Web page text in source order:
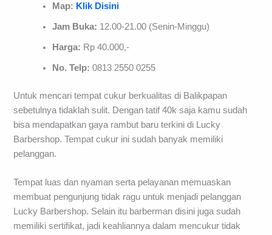
Map: Klik Disini
Jam Buka: 12.00-21.00 (Senin-Minggu)
Harga: Rp 40.000,-
No. Telp:0813 2550 0255
Untuk mencari tempat cukur berkualitas di Balikpapan
sebetulnya tidaklah sulit. Dengan tatif 40k saja kamu sudah
bisa mendapatkan gaya rambut baru terkini di Lucky
Barbershop. Tempat cukur ini sudah banyak memiliki
pelanggan.
Tempat luas dan nyaman serta pelayanan memuaskan
membuat pengunjung tidak ragu untuk menjadi pelanggan
Lucky Barbershop. Selain itu barberman disini juga sudah
memiliki sertifikat, jadi keahliannya dalam mencukur tidak